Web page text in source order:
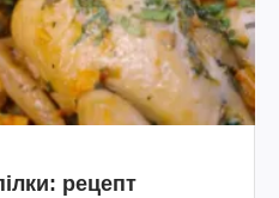
рецепт